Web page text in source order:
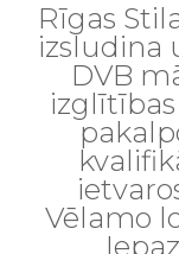
Rīgas
izsludina
DVB
Vēlamo